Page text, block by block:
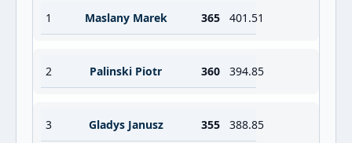
1 Maslany Marek 365 401.51
2 Palinski Piotr 360 394.85
3 Gladys Janusz 355 388.85